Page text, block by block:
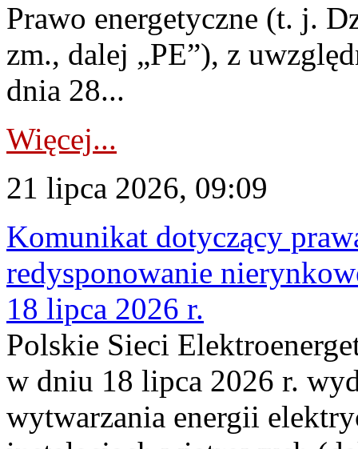
Prawo energetyczne (t. j.
zm., dalej „PE”), z
dnia 28...
Więcej...
21 lipca 2026, 09:09
Komunikat dotyczący
redysponowanie
18 lipca 2026 r.
Polskie Sieci
w dniu 18 lipca 2026 r.
wytwarzania energii